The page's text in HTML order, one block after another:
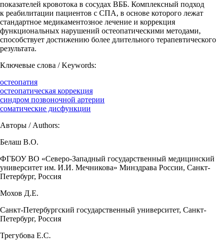
показателей кровотока в сосудах ВББ. Комплексный подход
к реабилитации пациентов с СПА, в основе которого лежат
стандартное медикаментозное лечение и коррекция
функциональных нарушений остеопатическими методами,
способствует достижению более длительного терапевтического
результата.
Ключевые слова / Keywords:
остеопатия
остеопатическая коррекция
синдром позвоночной артерии
соматические дисфункции
Авторы / Authors:
Белаш В.О.
ФГБОУ ВО «Северо-Западный государственный медицинский
университет им. И.И. Мечникова» Минздрава России, Санкт-
Петербург, Россия
Мохов Д.Е.
Санкт-Петербургский государственный университет, Санкт-
Петербург, Россия
Трегубова Е.С.